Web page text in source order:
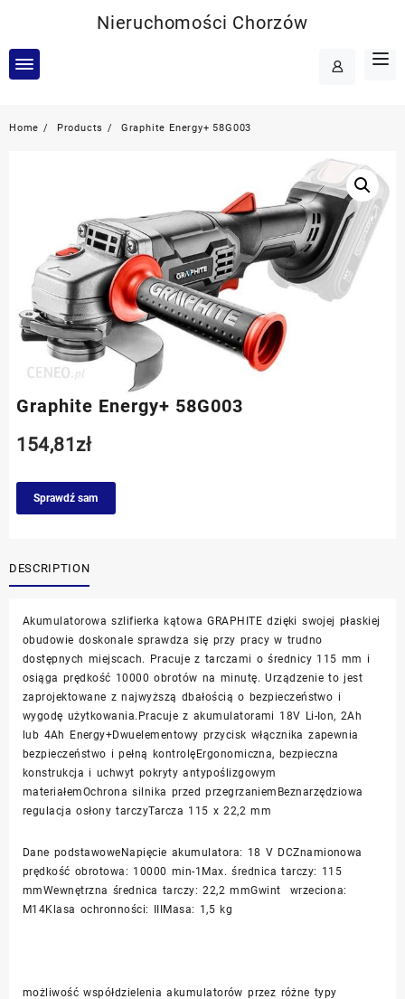
content
Nieruchomości Chorzów
Home Products Graphite Energy+ 58G003
Graphite Energy+ 58G003
154,81 zł
Sprawdź sam
DESCRIPTION
Akumulatorowa szlifierka kątowa GRAPHITE dzięki swojej płaskiej
obudowie doskonale sprawdza się przy pracy w trudno
dostępnych miejscach. Pracuje z tarczami o średnicy 115 mm i
osiąga prędkość 10000 obrotów na minutę. Urządzenie to jest
zaprojektowane z najwyższą dbałością o bezpieczeństwo i
wygodę użytkowania.Pracuje z akumulatorami 18V Li-Ion, 2Ah
lub 4Ah Energy+Dwuelementowy przycisk włącznika zapewnia
bezpieczeństwo i pełną kontrolęErgonomiczna, bezpieczna
konstrukcja i uchwyt pokryty antypoślizgowym
materiałemOchrona silnika przed przegrzaniemBeznarzędziowa
regulacja osłony tarczyTarcza 115 x 22,2 mm
Dane podstawoweNapięcie akumulatora: 18 V DCZnamionowa
prędkość obrotowa: 10000 min-1Max. średnica tarczy: 115
mmWewnętrzna średnica tarczy: 22,2 mmGwint wrzeciona:
M14Klasa ochronności: IIIMasa: 1,5 kg
możliwość współdzielenia akumulatorów przez różne typy